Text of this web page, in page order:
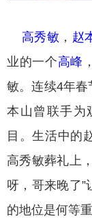
高秀敏 ， 赵
业的一个高峰
敏。连续4年春
本山曾联手为
目。生活中的
高秀敏葬礼上
呀，哥来晚了
的地位是何等重